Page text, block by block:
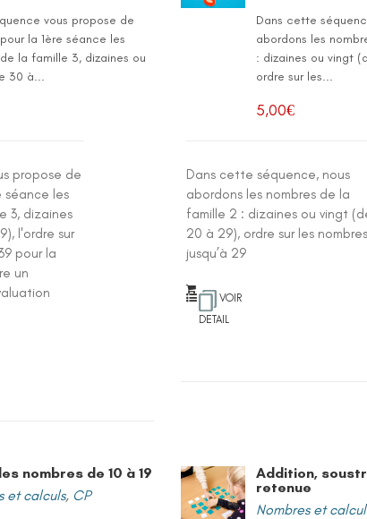
vous propose de
la 1ère séance les
la famille 3, dizaines ou
30 à...
propose de
séance les
3, dizaines
l'ordre sur
pour la
un
Dans cette
abordons les
: dizaines ou vingt
ordre sur les...
5,00€
Dans cette séquence, nous
abordons les nombres de la
famille 2 : dizaines ou vingt
20 à 29), ordre sur les nombres
jusqu’à 29
VOIR
DETAIL
nombres de 10 à 19
et calculs, CP
Addition,
retenue
Nombres et